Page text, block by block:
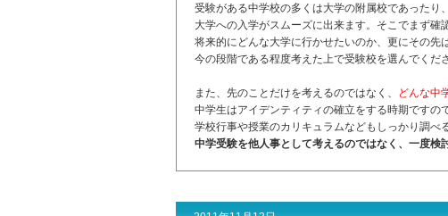
受験がある中学校の多くは大学の附属校であったり
大学への入学がスムーズに出来ます。そこでまず確
将来的にどんな大学に行かせたいのか、更にその先
今の段階である程度考えた上で受験校を選んでくださ
また、先のことだけを考えるのではなく、 どんな中
中学生はアイデンティティの確立をする時期ですの
学校行事や授業のカリキュラムなどもしっかり調べ
中学受験を他人事として考えるのではなく、一度検